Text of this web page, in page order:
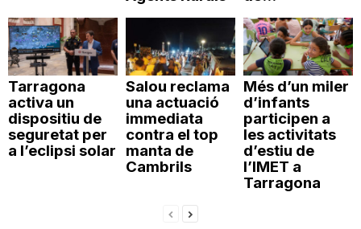
Tarragona
activa un
dispositiu de
seguretat per
a l’eclipsi solar
Salou reclama
una actuació
immediata
contra el top
manta de
Cambrils
Més d’un miler
d’infants
participen a
les activitats
d’estiu de
l’IMET a
Tarragona